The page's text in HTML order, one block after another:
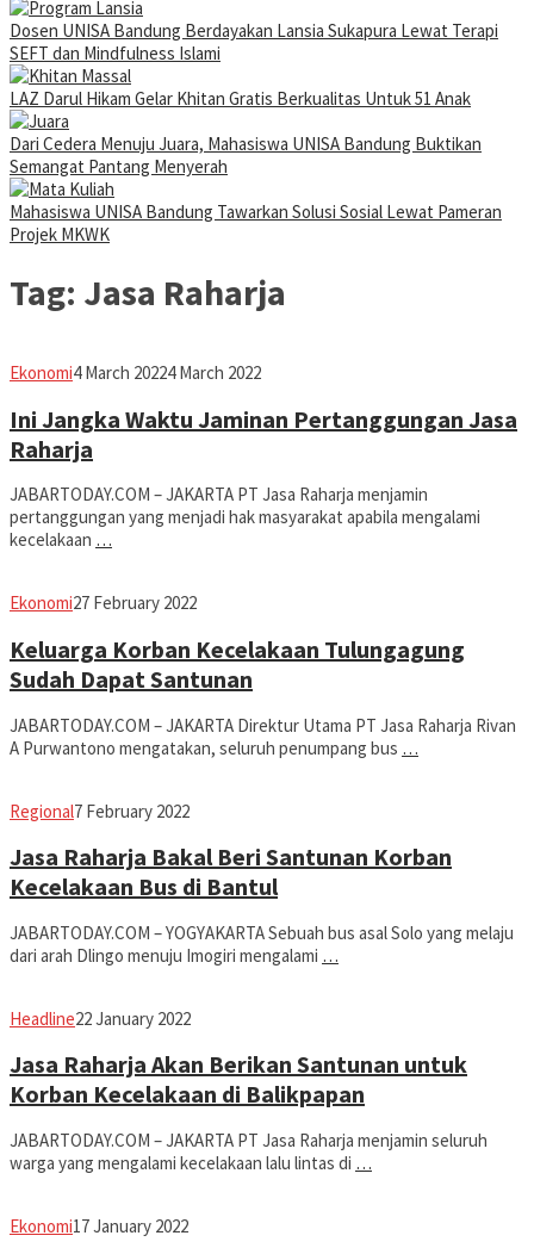
Dosen UNISA Bandung Berdayakan Lansia Sukapura Lewat Terapi
SEFT dan Mindfulness Islami
LAZ Darul Hikam Gelar Khitan Gratis Berkualitas Untuk 51 Anak
Dari Cedera Menuju Juara, Mahasiswa UNISA Bandung Buktikan
Semangat Pantang Menyerah
Mahasiswa UNISA Bandung Tawarkan Solusi Sosial Lewat Pameran
Projek MKWK
Tag: Jasa Raharja
EkonomiAvila
4 March 20224 March 2022
Ini Jangka Waktu Jaminan Pertanggungan Jasa
Raharja
JABARTODAY.COM – JAKARTA PT Jasa Raharja menjamin
pertanggungan yang menjadi hak masyarakat apabila mengalami
kecelakaan …
EkonomiAvila
27 February 2022
Keluarga Korban Kecelakaan Tulungagung
Sudah Dapat Santunan
JABARTODAY.COM – JAKARTA Direktur Utama PT Jasa Raharja Rivan
A Purwantono mengatakan, seluruh penumpang bus …
RegionalAvila
7 February 2022
Jasa Raharja Bakal Beri Santunan Korban
Kecelakaan Bus di Bantul
JABARTODAY.COM – YOGYAKARTA Sebuah bus asal Solo yang melaju
dari arah Dlingo menuju Imogiri mengalami …
HeadlineAvila
22 January 2022
Jasa Raharja Akan Berikan Santunan untuk
Korban Kecelakaan di Balikpapan
JABARTODAY.COM – JAKARTA PT Jasa Raharja menjamin seluruh
warga yang mengalami kecelakaan lalu lintas di …
EkonomiAvila
17 January 2022